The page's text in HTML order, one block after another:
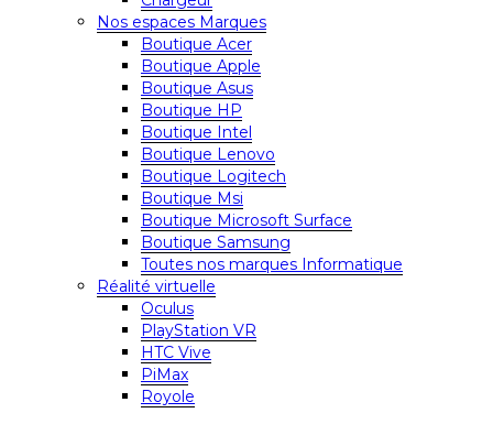
Nos espaces Marques
Boutique Acer
Boutique Apple
Boutique Asus
Boutique HP
Boutique Intel
Boutique Lenovo
Boutique Logitech
Boutique Msi
Boutique Microsoft Surface
Boutique Samsung
Toutes nos marques Informatique
Réalité virtuelle
Oculus
PlayStation VR
HTC Vive
PiMax
Royole